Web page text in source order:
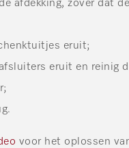
afdekking, zover dat
eruit;
afsluiters eruit en reinig
voor het oplossen